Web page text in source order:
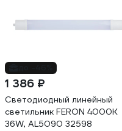
1 386 ₽
Светодиодный линейный
светильник FERON 4000K
36W, AL5090 32598